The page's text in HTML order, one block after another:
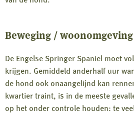
Beweging / woonomgeving
De Engelse Springer Spaniel moet
krijgen. Gemiddeld anderhalf uur
de hond ook onaangelijnd kan
kwartier traint, is in de meeste
op het onder controle houden: te